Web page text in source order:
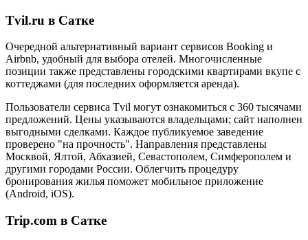
Tvil.ru в Сатке
Очередной альтернативный вариант сервисов Booking и
Airbnb, удобный для выбора отелей. Многочисленные
позиции также представлены городскими квартирами вкупе с
коттеджами (для последних оформляется аренда).
Пользователи сервиса Tvil могут ознакомиться с 360 тысячами
предложений. Цены указываются владельцами; сайт наполнен
выгодными сделками. Каждое публикуемое заведение
проверено "на прочность". Направления представлены
Москвой, Ялтой, Абхазией, Севастополем, Симферополем и
другими городами России. Облегчить процедуру
бронирования жилья поможет мобильное приложение
(Android, iOS).
Trip.com в Сатке